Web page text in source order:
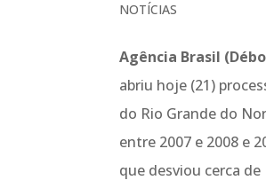
NOTÍCIAS
Agência Brasil
abriu hoje (21)
do Rio Grande do
entre 2007 e 2008 e
que desviou cerca